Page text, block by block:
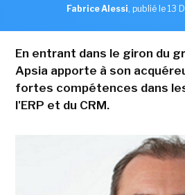
Fabrice Alessi, publié le 13
En entrant dans le giron du
Apsia apporte à son
fortes compétences dans
l'ERP et du CRM.